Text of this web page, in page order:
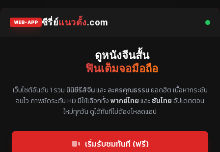
WEB-APP ซีรี่ย์แนวตั้ง.com
ดูหนังจีนสั้น
ฟินเต็มจอมือถือ
เว็บไซต์อันดับ 1 รวม มินิซีรีส์จีนและ ละครคุณธรรมยอดฮิต เนื้อหากระชับ
จบไว ภาพชัดระดับ HD มีให้เลือกทั้งพากย์ไทยและ ซับไทยอัปเดตตอน
ใหม่ทุกวัน ดูได้ทันทีไม่ต้องโหลดแอป
เริ่มรับชมทันที (ฟรี)